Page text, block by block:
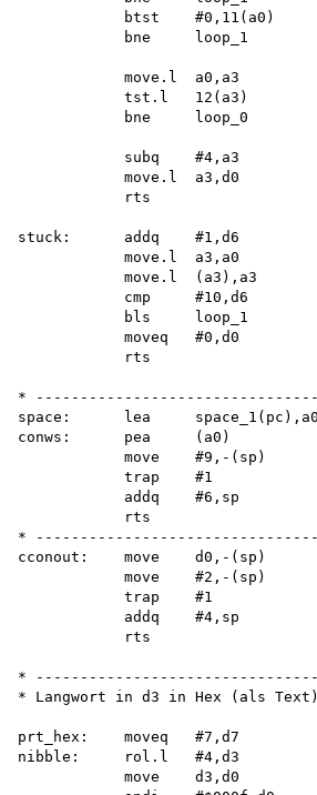
btst    #0,11(a0)
bne     loop_1
move.l  a0,a3
tst.l   12(a3)
bne     loop_0
subq    #4,a3
move.l  a3,d0
            rts
stuck:      addq    #1,d6
move.l  a3,a0
move.l  (a3),a3
cmp     #10,d6
bls     loop_1
moveq   #0,d0
            rts
*
space:      lea     space_1(pc),a0
conws:      pea     (a0)
move    #9,-(sp)
trap    #1
addq    #6,sp
            rts
*
cconout:    move    d0,-(sp)
move    #2,-(sp)
trap    #1
            addq    #4,sp
            rts
*
* Langwort in d3 in Hex (als Text)
prt_hex:    moveq   #7,d7
nibble:     rol.l   #4,d3
move    d3,d0